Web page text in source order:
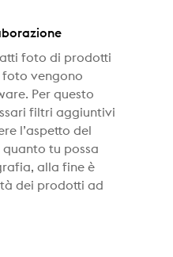
foto di prodotti
foto vengono
Per questo
filtri aggiuntivi
l’aspetto del
tu possa
alla fine è
dei prodotti ad